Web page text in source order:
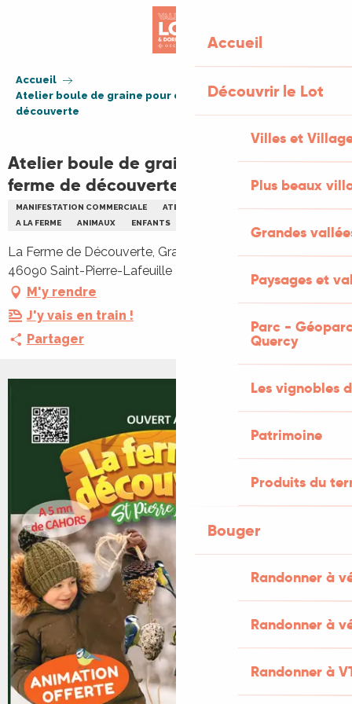
Accueil
Découvrir le Lot
Villes et
Plus beaux
Grandes
Paysages et
Parc -
Quercy
Les vignobles
Patrimoine
Produits du
Bouger
Randonner à
Randonner à
Randonner à
Accueil
Atelier boule de graine pour oiseau à la ferme de
découverte
Atelier boule de graine pour oiseau à la
ferme de découverte
MANIFESTATION COMMERCIALE ATELIER
EVÉNEMENT JEUNE PUBLIC
A LA FERME
ANIMAUX ENFANTS
La Ferme de Découverte, Graves de Moncoutié, D820,
46090 Saint-Pierre-Lafeuille
M'y rendre
J'y vais en train !
Partager